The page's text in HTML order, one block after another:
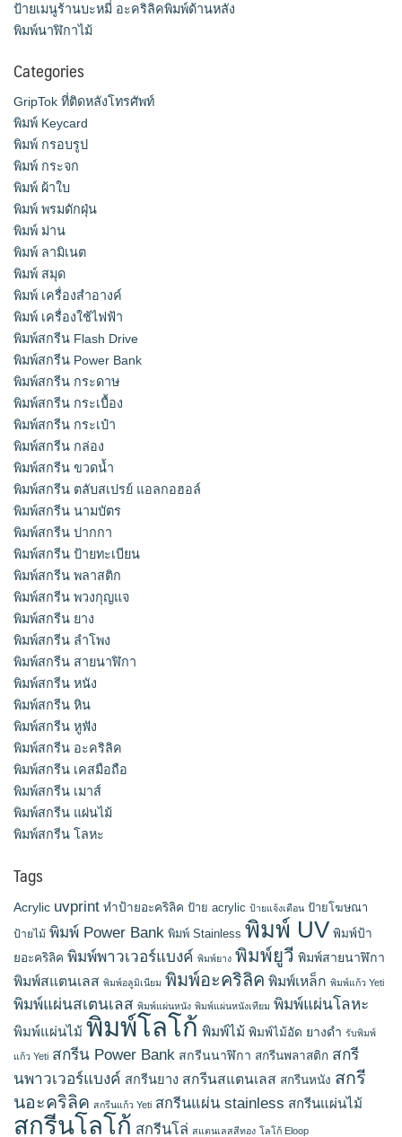
ป้ายเมนูร้านบะหมี่ อะคริลิคพิมพ์ด้านหลัง
พิมพ์นาฬิกาไม้
Categories
GripTok ที่ติดหลังโทรศัพท์
พิมพ์ Keycard
พิมพ์ กรอบรูป
พิมพ์ กระจก
พิมพ์ ผ้าใบ
พิมพ์ พรมดักฝุ่น
พิมพ์ ม่าน
พิมพ์ ลามิเนต
พิมพ์ สมุด
พิมพ์ เครื่องสําอางค์
พิมพ์ เครื่องใช้ไฟฟ้า
พิมพ์สกรีน Flash Drive
พิมพ์สกรีน Power Bank
พิมพ์สกรีน กระดาษ
พิมพ์สกรีน กระเบื้อง
พิมพ์สกรีน กระเป๋า
พิมพ์สกรีน กล่อง
พิมพ์สกรีน ขวดน้ำ
พิมพ์สกรีน ตลับสเปรย์ แอลกอฮอล์
พิมพ์สกรีน นามบัตร
พิมพ์สกรีน ปากกา
พิมพ์สกรีน ป้ายทะเบียน
พิมพ์สกรีน พลาสติก
พิมพ์สกรีน พวงกุญแจ
พิมพ์สกรีน ยาง
พิมพ์สกรีน ลำโพง
พิมพ์สกรีน สายนาฬิกา
พิมพ์สกรีน หนัง
พิมพ์สกรีน หิน
พิมพ์สกรีน หูฟัง
พิมพ์สกรีน อะคริลิค
พิมพ์สกรีน เคสมือถือ
พิมพ์สกรีน เมาส์
พิมพ์สกรีน แผ่นไม้
พิมพ์สกรีน โลหะ
Tags
Acrylic uvprint ทำป้ายอะคริลิค ป้าย acrylic ป้ายแจ้งเตือน ป้ายโฆษณา
ป้ายไม้ พิมพ์ Power Bank พิมพ์ Stainless พิมพ์ UV พิมพ์ป้า
ยอะคริลิค พิมพ์พาวเวอร์แบงค์ พิมพ์ยาง พิมพ์ยูวี พิมพ์สายนาฬิกา
พิมพ์สแตนเลส พิมพ์อลูมิเนียม พิมพ์อะคริลิค พิมพ์เหล็ก พิมพ์แก้ว Yeti
พิมพ์แผ่นสเตนเลส พิมพ์แผ่นหนัง พิมพ์แผ่นหนังเทียม พิมพ์แผ่นโลหะ
พิมพ์แผ่นไม้ พิมพ์โลโก้ พิมพ์ไม้ พิมพ์ไม้อัด ยางดำ รับพิมพ์
แก้ว Yeti สกรีน Power Bank สกรีนนาฬิกา สกรีนพลาสติก สกรี
นพาวเวอร์แบงค์ สกรีนยาง สกรีนสแตนเลส สกรีนหนัง สกรี
นอะคริลิค สกรีนแก้ว Yeti สกรีนแผ่น stainless สกรีนแผ่นไม้
สกรีนโลโก้ สกรีนโล่ สแตนเลสสีทอง โลโก้ Eloop